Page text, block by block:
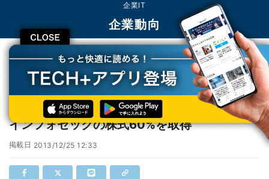
CLOSE
企業IT
企業動向
TECH+ 企業IT
企業動向
NEC、三菱商事からセキュリティサービスのインフォセックの株式60%を取得
NEC、三菱商事からセキュリティサービスの
インフォセックの株式60%を取得
掲載日 2013/12/25 12:33